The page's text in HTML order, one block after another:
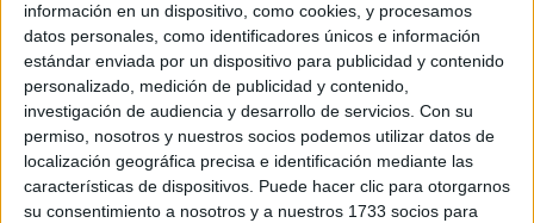
información en un dispositivo, como cookies, y procesamos
datos personales, como identificadores únicos e información
estándar enviada por un dispositivo para publicidad y contenido
personalizado, medición de publicidad y contenido,
investigación de audiencia y desarrollo de servicios. Con su
permiso, nosotros y nuestros socios podemos utilizar datos de
localización geográfica precisa e identificación mediante las
características de dispositivos. Puede hacer clic para otorgarnos
su consentimiento a nosotros y a nuestros 1733 socios para
Sobre ti
Soy:*
Chico
Chica
¿En qué año terminas (o terminaste) bachillerato o FP?